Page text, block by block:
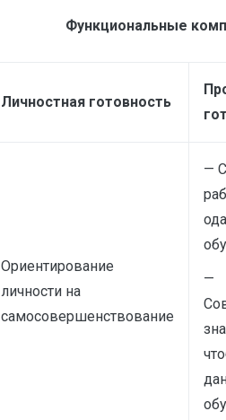
Функциональные
Личностная готовность
Ориентирование
личности на
самосовершенствование
—
—